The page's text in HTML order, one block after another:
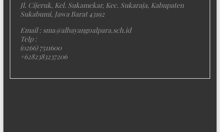
Jl. Cijeruk, Kel. Sukamekar, Kec. Sukaraja, Kabupaten
Sukabumi, Jawa Barat 43192
Email : sma@albayangoalpara.sch.id
Telp :
(0266) 7511600
+6282383237206